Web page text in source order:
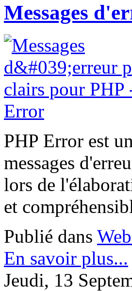
Messages
PHP Error est
messages
lors de
et
Publié dans
En savoir plus...
Jeudi, 13